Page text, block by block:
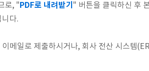
로, "PDF로 내려받기 " 버튼을 클릭하신 후
다.
메일로 제출하시거나, 회사 전산 시스템